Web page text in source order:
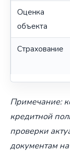
Оценка
объекта
Страхование
Примечание:
кредитной
проверки
документам